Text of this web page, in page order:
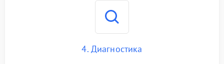
4. Диагностика